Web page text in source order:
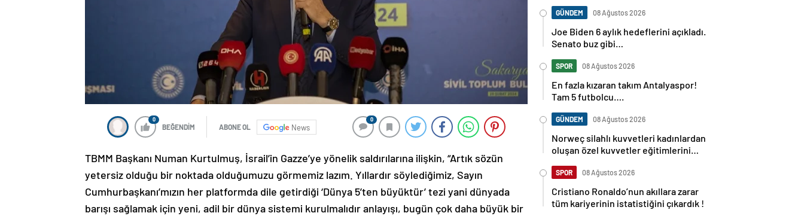
0
BEĞENDİM ABONE OL News
0
TBMM Başkanı Numan Kurtulmuş, İsrail’in Gazze’ye yönelik saldırılarına ilişkin, “Artık sözün
yetersiz olduğu bir noktada olduğumuzu görmemiz lazım. Yıllardır söylediğimiz, Sayın
Cumhurbaşkanı’mızın her platformda dile getirdiği ‘Dünya 5’ten büyüktür’ tezi yani dünyada
barışı sağlamak için yeni, adil bir dünya sistemi kurulmalıdır anlayışı, bugün çok daha büyük bir
GÜNDEM 08 Ağustos 2026
Joe Biden 6 aylık hedeflerini açıkladı.
Senato buz gibi…
SPOR 08 Ağustos 2026
En fazla kızaran takım Antalyaspor!
Tam 5 futbolcu….
GÜNDEM 08 Ağustos 2026
Norweç silahlı kuvvetleri kadınlardan
oluşan özel kuvvetler eğitimlerini
SPOR 08 Ağustos 2026
Cristiano Ronaldo’nun akıllara zarar
tüm kariyerinin istatistiğini çıkardık !